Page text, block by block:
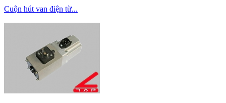
Cuộn hút van điện từ...